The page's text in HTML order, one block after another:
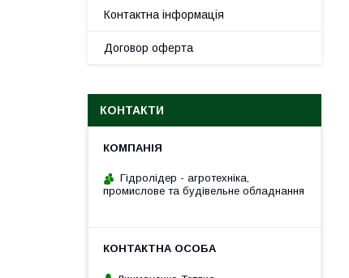
Контактна інформація
Договор оферта
КОНТАКТИ
Гідролідер - агротехніка,
промислове та будівельне обладнання